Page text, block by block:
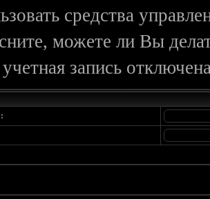
средства
можете ли Вы
запись